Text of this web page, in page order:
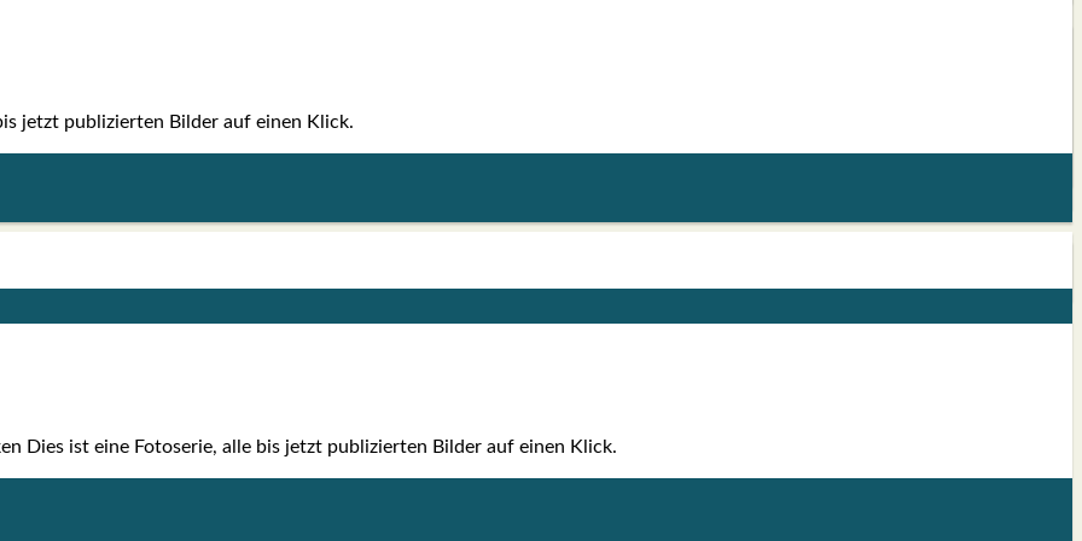
jetzt publi­zier­ten Bil­der auf einen Klick.
Dies ist eine Foto­se­rie, alle bis jetzt publi­zier­ten Bil­der auf einen Klick.